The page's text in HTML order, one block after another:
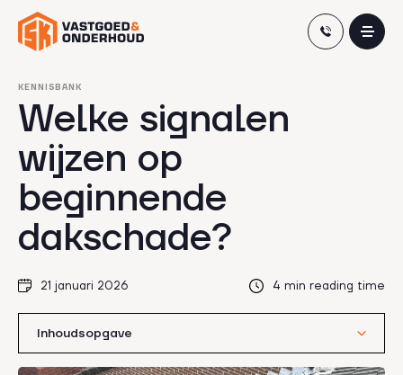
Skip
content
KENNISBANK
Welke signalen
wijzen op
beginnende
dakschade?
21 januari 2026 4 min reading time
Inhoudsopgave
Signalen aan de binnenzijde van de woning